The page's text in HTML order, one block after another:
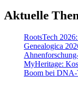
Aktuelle
RootsTech
Genealogica
MyHeritage:
Boom bei DNA-